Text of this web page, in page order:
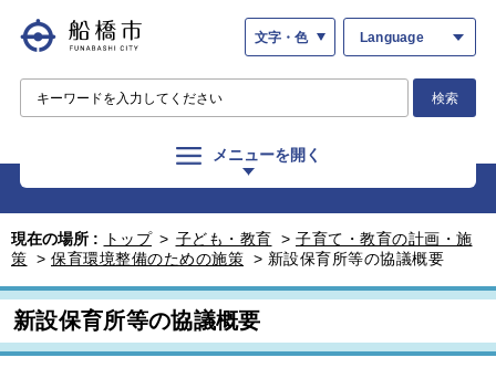
文字・色 Language
検索
メニューを開く
現在の場所 : トップ > 子ども・教育 > 子育て・教育の計画・施
策 > 保育環境整備のための施策 > 新設保育所等の協議概要
新設保育所等の協議概要